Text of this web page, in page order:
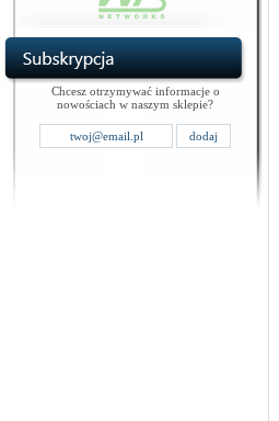
Chcesz otrzymywać informacje o
nowościach w naszym sklepie?